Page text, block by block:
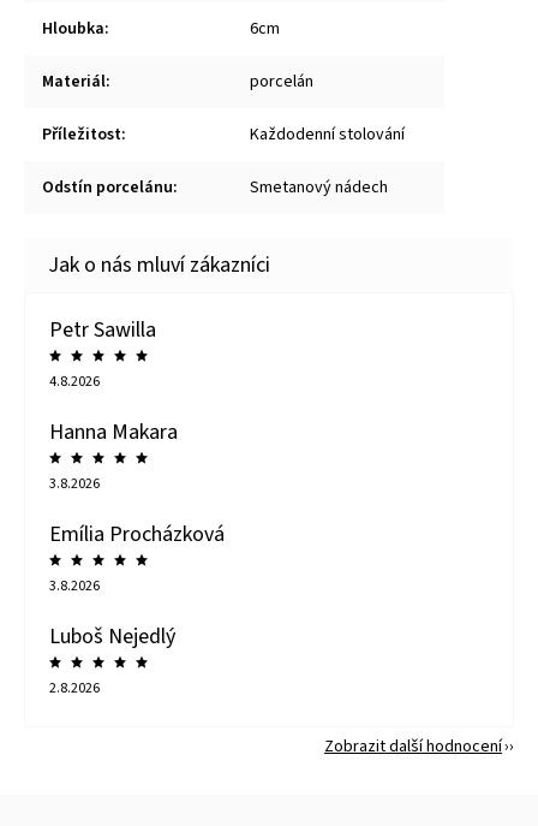
Hloubka: 6cm
Materiál: porcelán
Příležitost: Každodenní stolování
Odstín porcelánu: Smetanový nádech
Petr Sawilla
4.8.2026
Hanna Makara
3.8.2026
Emília Procházková
3.8.2026
Luboš Nejedlý
2.8.2026
Zobrazit další hodnocení